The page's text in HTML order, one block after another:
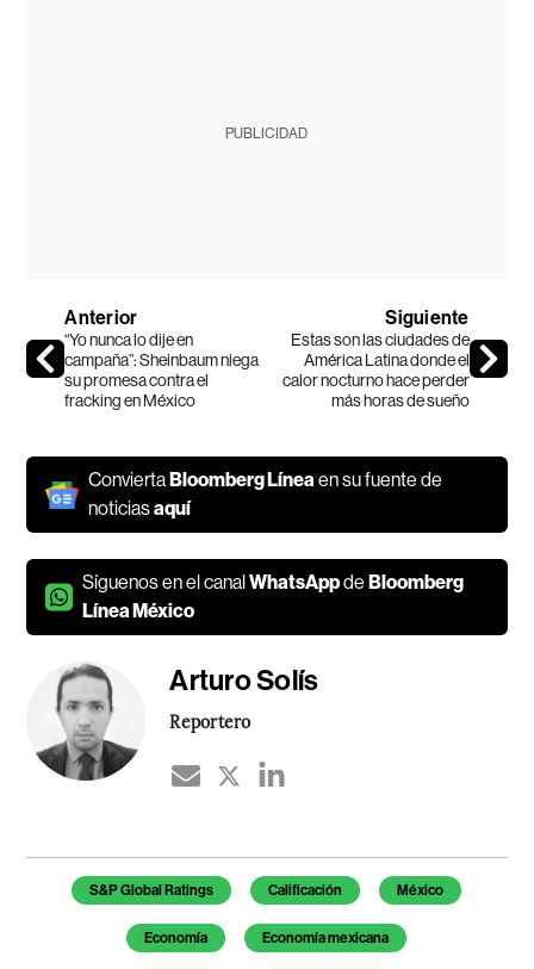
PUBLICIDAD
Anterior
“Yo nunca lo dije en
campaña”: Sheinbaum niega
su promesa contra el
fracking en México
Siguiente
Estas son las ciudades de
América Latina donde el
calor nocturno hace perder
más horas de sueño
Convierta Bloomberg Líneaen su fuente de
noticiasaquí
Síguenos en el canalWhatsAppde Bloomberg
Línea México
Arturo Solís
Reportero
Temas de este artículo
S&P Global Ratings Calificación México
Economía Economía mexicana